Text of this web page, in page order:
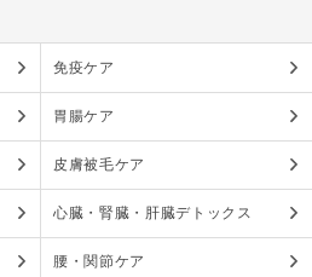
免疫ケア
胃腸ケア
皮膚被毛ケア
心臓・腎臓・肝臓デトックス
腰・関節ケア